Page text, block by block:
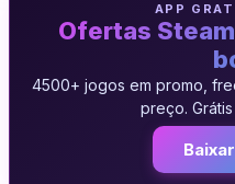
APP
Ofertas
4500+ jogos em promo,
preço.